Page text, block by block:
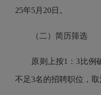
25年5月 20日 。
（二） 简历筛选
原则上按1：3比例
不足3名的招聘职位，取